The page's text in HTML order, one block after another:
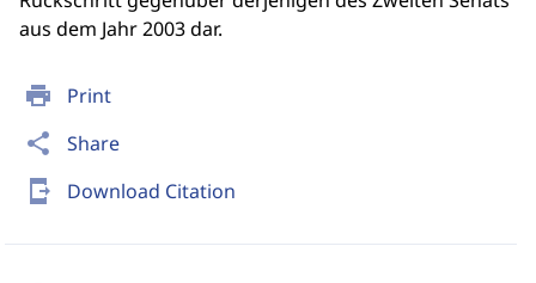
print Print
share Share
send_to_mobile Download Citation
aus dem Jahr 2003 dar.